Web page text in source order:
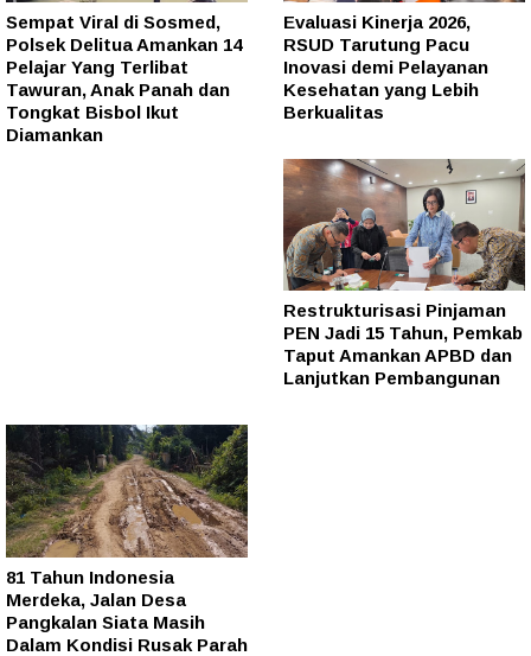
Sempat Viral di Sosmed,
Polsek Delitua Amankan 14
Pelajar Yang Terlibat
Tawuran, Anak Panah dan
Tongkat Bisbol Ikut
Diamankan
Evaluasi Kinerja 2026,
RSUD Tarutung Pacu
Inovasi demi Pelayanan
Kesehatan yang Lebih
Berkualitas
Restrukturisasi Pinjaman
PEN Jadi 15 Tahun, Pemkab
Taput Amankan APBD dan
Lanjutkan Pembangunan
81 Tahun Indonesia
Merdeka, Jalan Desa
Pangkalan Siata Masih
Dalam Kondisi Rusak Parah